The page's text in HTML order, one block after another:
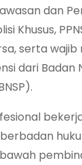
dan
Khusus,
serta
dari Badan